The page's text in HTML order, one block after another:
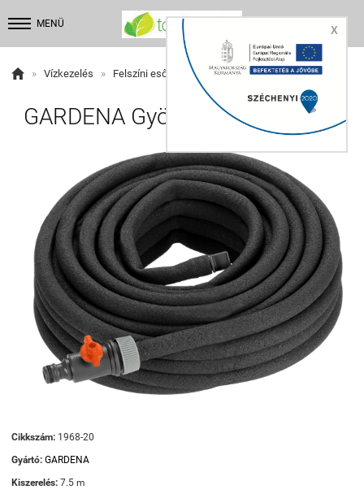
MENÜ  
 » Vízkezelés » Felszíni esőztetők
GARDENA Gyöngyöző cső 7,5m
Cikkszám: 1968-20
Gyártó: GARDENA
Kiszerelés: 7.5 m
X